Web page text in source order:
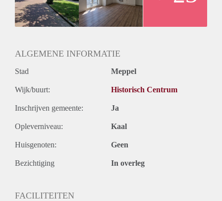
ALGEMENE INFORMATIE
Stad Meppel
Wijk/buurt: Historisch Centrum
Inschrijven gemeente: Ja
Opleverniveau: Kaal
Huisgenoten: Geen
Bezichtiging In overleg
FACILITEITEN